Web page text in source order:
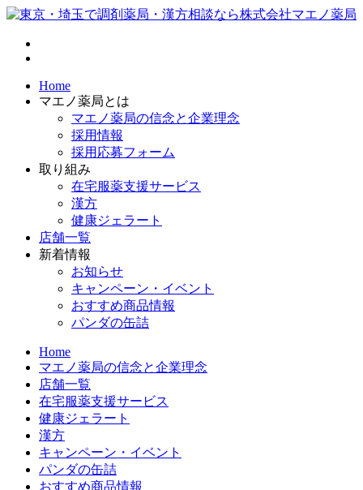
Home
マエノ薬局とは
マエノ薬局の信念と企業理念
採用情報
採用応募フォーム
取り組み
在宅服薬支援サービス
漢方
健康ジェラート
店舗一覧
新着情報
お知らせ
キャンペーン・イベント
おすすめ商品情報
パンダの缶詰
Home
マエノ薬局の信念と企業理念
店舗一覧
在宅服薬支援サービス
健康ジェラート
漢方
キャンペーン・イベント
パンダの缶詰
おすすめ商品情報